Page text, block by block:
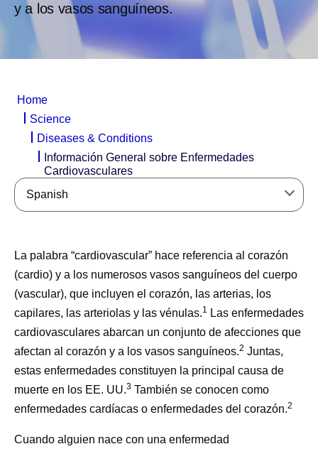
y a los vasos sanguíneos.
Home
Science
Diseases & Conditions
Información General sobre Enfermedades
Cardiovasculares
Spanish
La palabra “cardiovascular” hace referencia al corazón
(cardio) y a los numerosos vasos sanguíneos del cuerpo
(vascular), que incluyen el corazón, las arterias, los
capilares, las arteriolas y las vénulas.1 Las enfermedades
cardiovasculares abarcan un conjunto de afecciones que
afectan al corazón y a los vasos sanguíneos.2 Juntas,
estas enfermedades constituyen la principal causa de
muerte en los EE. UU.3 También se conocen como
enfermedades cardíacas o enfermedades del corazón.2
Cuando alguien nace con una enfermedad